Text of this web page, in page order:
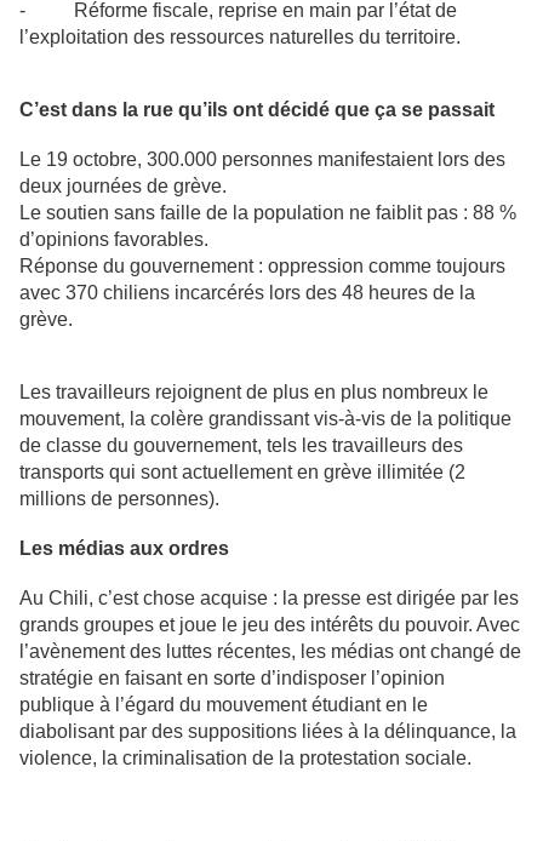
- Réforme fiscale, reprise en main par l’état de
l’exploitation des ressources naturelles du territoire.
C’est dans la rue qu’ils ont décidé que ça se passait
Le 19 octobre, 300.000 personnes manifestaient lors des
deux journées de grève.
Le soutien sans faille de la population ne faiblit pas : 88 %
d’opinions favorables.
Réponse du gouvernement : oppression comme toujours
avec 370 chiliens incarcérés lors des 48 heures de la
grève.
Les travailleurs rejoignent de plus en plus nombreux le
mouvement, la colère grandissant vis-à-vis de la politique
de classe du gouvernement, tels les travailleurs des
transports qui sont actuellement en grève illimitée (2
millions de personnes).
Les médias aux ordres
Au Chili, c’est chose acquise : la presse est dirigée par les
grands groupes et joue le jeu des intérêts du pouvoir. Avec
l’avènement des luttes récentes, les médias ont changé de
stratégie en faisant en sorte d’indisposer l’opinion
publique à l’égard du mouvement étudiant en le
diabolisant par des suppositions liées à la délinquance, la
violence, la criminalisation de la protestation sociale.